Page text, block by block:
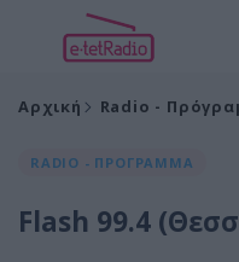
Αρχική Radio -
RADIO - ΠΡΟΓΡΑΜΜΑ
Flash 99.4